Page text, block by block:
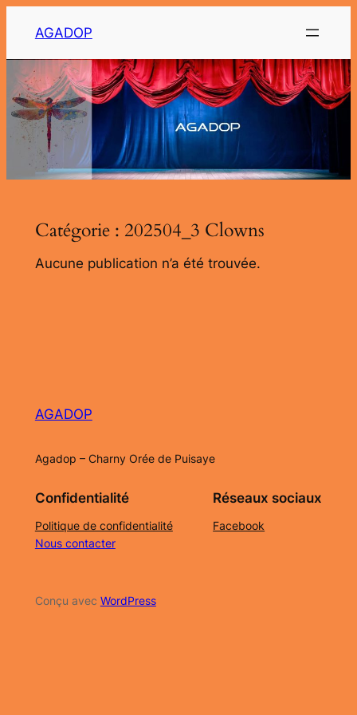
contenu
AGADOP
Catégorie : 202504_3 Clowns
Aucune publication n’a été trouvée.
AGADOP
Agadop – Charny Orée de Puisaye
Confidentialité
Politique de confidentialité
Nous contacter
Réseaux sociaux
Facebook
Conçu avec WordPress